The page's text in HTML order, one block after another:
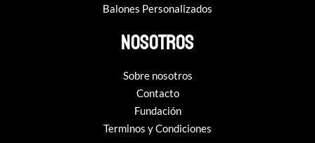
Balones Personalizados
Nosotros
Sobre nosotros
Contacto
Fundación
Terminos y Condiciones